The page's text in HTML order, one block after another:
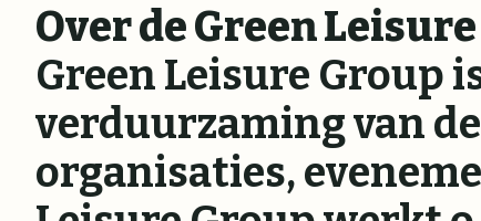
Over de Green
Green Leisure Group
verduurzaming van
organisaties,